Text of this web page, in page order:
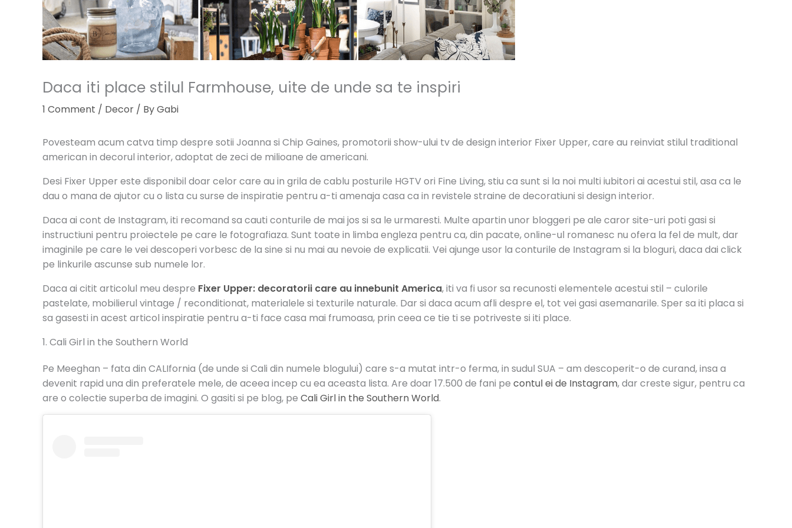
Daca iti place stilul Farmhouse, uite de unde sa te inspiri
1 Comment / Decor / ByGabi
Povesteam acum catva timp despre sotii Joanna si Chip Gaines, promotorii show-ului tv de design interior Fixer Upper, care au reinviat stilul traditional
american in decorul interior, adoptat de zeci de milioane de americani.
Desi Fixer Upper este disponibil doar celor care au in grila de cablu posturile HGTV ori Fine Living, stiu ca sunt si la noi multi iubitori ai acestui stil, asa ca le
dau o mana de ajutor cu o lista cu surse de inspiratie pentru a-ti amenaja casa ca in revistele straine de decoratiuni si design interior.
Daca ai cont de Instagram, iti recomand sa cauti conturile de mai jos si sa le urmaresti. Multe apartin unor bloggeri pe ale caror site-uri poti gasi si
instructiuni pentru proiectele pe care le fotografiaza. Sunt toate in limba engleza pentru ca, din pacate, online-ul romanesc nu ofera la fel de mult, dar
imaginile pe care le vei descoperi vorbesc de la sine si nu mai au nevoie de explicatii. Vei ajunge usor la conturile de Instagram si la bloguri, daca dai click
pe linkurile ascunse sub numele lor.
Daca ai citit articolul meu despre Fixer Upper: decoratorii care au innebunit America, iti va fi usor sa recunosti elementele acestui stil – culorile
pastelate, mobilierul vintage / reconditionat, materialele si texturile naturale. Dar si daca acum afli despre el, tot vei gasi asemanarile. Sper sa iti placa si
sa gasesti in acest articol inspiratie pentru a-ti face casa mai frumoasa, prin ceea ce tie ti se potriveste si iti place.
1. Cali Girl in the Southern World
Pe Meeghan – fata din CALIfornia (de unde si Cali din numele blogului) care s-a mutat intr-o ferma, in sudul SUA – am descoperit-o de curand, insa a
devenit rapid una din preferatele mele, de aceea incep cu ea aceasta lista. Are doar 17.500 de fani pe contul ei de Instagram, dar creste sigur, pentru ca
are o colectie superba de imagini. O gasiti si pe blog, pe Cali Girl in the Southern World.